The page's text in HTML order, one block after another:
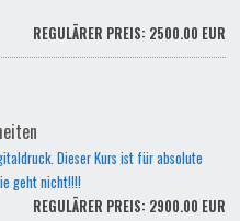
REGULÄRER PREIS: 2500.00 EUR
Dieser Kurs ist für absolute
geht nicht!!!!
REGULÄRER PREIS: 2900.00 EUR